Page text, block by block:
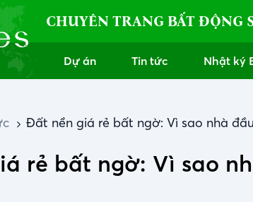
CHUYÊN TRANG BẤT ĐỘNG
Dự án Tin tức Nhật ký
Đất nền giá rẻ bất ngờ: Vì sao nhà
rẻ bất ngờ: Vì sao